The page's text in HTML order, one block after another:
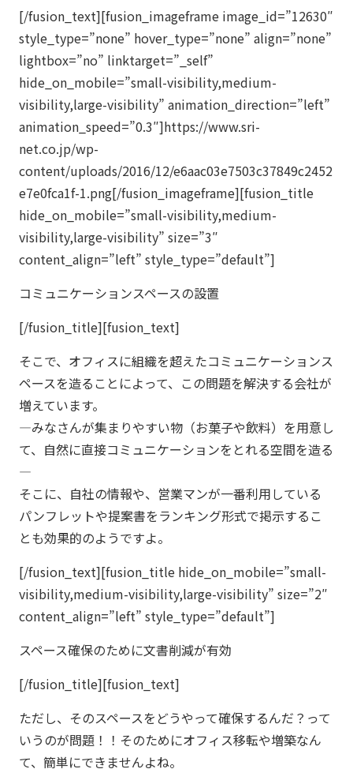
[/fusion_text][fusion_imageframe image_id=”12630″
style_type=”none” hover_type=”none” align=”none”
lightbox=”no” linktarget=”_self”
hide_on_mobile=”small-visibility,medium-
visibility,large-visibility” animation_direction=”left”
animation_speed=”0.3″]https://www.sri-
net.co.jp/wp-
content/uploads/2016/12/e6aac03e7503c37849c2452
e7e0fca1f-1.png[/fusion_imageframe][fusion_title
hide_on_mobile=”small-visibility,medium-
visibility,large-visibility” size=”3″
content_align=”left” style_type=”default”]
コミュニケーションスペースの設置
[/fusion_title][fusion_text]
そこで、オフィスに組織を超えたコミュニケーションス
ペースを造ることによって、この問題を解決する会社が
増えています。
―みなさんが集まりやすい物（お菓子や飲料）を用意し
て、自然に直接コミュニケーションをとれる空間を造る
―
そこに、自社の情報や、営業マンが一番利用している
パンフレットや提案書をランキング形式で掲示するこ
とも効果的のようですよ。
[/fusion_text][fusion_title hide_on_mobile=”small-
visibility,medium-visibility,large-visibility” size=”2″
content_align=”left” style_type=”default”]
スペース確保のために文書削減が有効
[/fusion_title][fusion_text]
ただし、そのスペースをどうやって確保するんだ？って
いうのが問題！！そのためにオフィス移転や増築なん
て、簡単にできませんよね。